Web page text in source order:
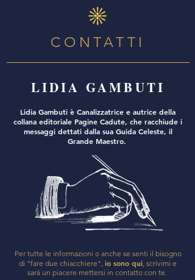
CONTATTI
LIDIA GAMBUTI
Lidia Gambuti è Canalizzatrice e autrice della
collana editoriale Pagine Cadute, che racchiude i
messaggi dettati dalla sua Guida Celeste, il
Grande Maestro.
Per tutte le informazioni o anche se senti il bisogno
di "fare due chiacchiere", io sono qui, scrivimi e
sarà un piacere mettersi in contatto con te.